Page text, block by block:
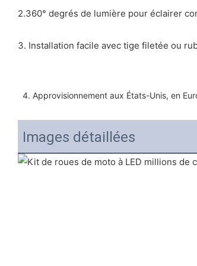
2.360° degrés de lumière pour éclairer
3. Installation facile avec tige filetée ou
4. Approvisionnement aux États-Unis, en
Images détaillées